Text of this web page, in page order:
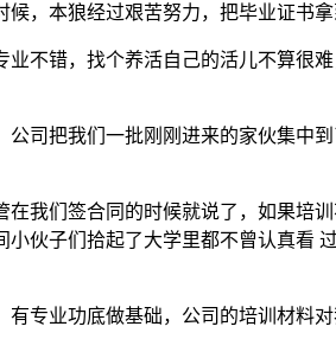
，本狼经过艰苦努力，把毕业证书拿
不错，找个养活自己的活儿不算很
司把我们一批刚刚进来的家伙集中
我们签合同的时候就说了，如果培训
伙子们拾起了大学里都不曾认真看
专业功底做基础，公司的培训材料